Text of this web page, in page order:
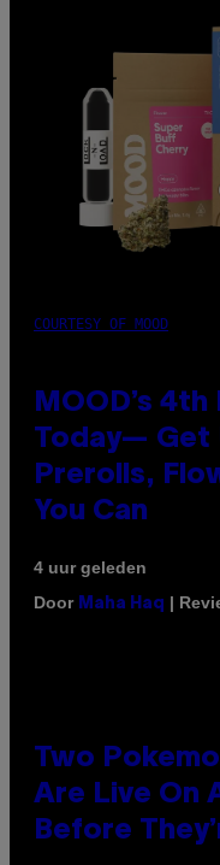
COURTESY OF MOOD
MOOD’s
Today— Get
Prerolls,
You Can
4 uur geleden
Door Maha Haq |
Two
Are Live On
Before